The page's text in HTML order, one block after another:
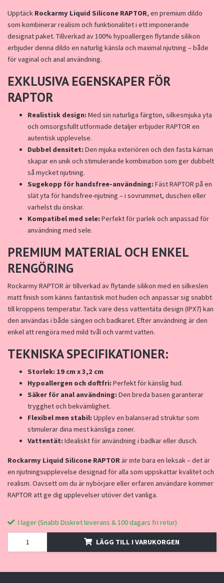
Upptäck Rockarmy Liquid Silicone RAPTOR, en premium dildo
som kombinerar realism och funktionalitet i ett imponerande
designat paket. Tillverkad av 100% hypoallergen flytande silikon
erbjuder denna dildo en naturlig känsla och maximal njutning – både
för vaginal och anal användning.
EXKLUSIVA EGENSKAPER FÖR
RAPTOR
Realistisk design:Med sin naturliga färgton, silkesmjuka yta
och omsorgsfullt utformade detaljer erbjuder RAPTOR en
autentisk upplevelse.
Dubbel densitet:Den mjuka exteriören och den fasta kärnan
skapar en unik och stimulerande kombination som ger dubbelt
så mycket njutning.
Sugekopp för handsfree-användning:Fäst RAPTOR på en
slät yta för handsfree-njutning – i sovrummet, duschen eller
varhelst du önskar.
Kompatibel med sele:Perfekt för parlek och anpassad för
användning med sele.
PREMIUM MATERIAL OCH ENKEL
RENGÖRING
Rockarmy RAPTOR är tillverkad av flytande silikon med en silkeslen
matt finish som känns fantastisk mot huden och anpassar sig snabbt
till kroppens temperatur. Tack vare dess vattentäta design (IPX7) kan
den användas i både sängen och badkaret. Efter användning är den
enkel att rengöra med mild tvål och varmt vatten.
TEKNISKA SPECIFIKATIONER:
Storlek: 19 cm x 3,2 cm
Hypoallergen och doftfri:Perfekt för känslig hud.
Säker för anal användning:Den breda basen garanterar
trygghet och bekvämlighet.
Flexibel men stabil:Upplev en balanserad struktur som
stimulerar dina mest känsliga zoner.
Vattentät:Idealiskt för användning i badkar eller dusch.
Rockarmy Liquid Silicone RAPTORär inte bara en leksak – det är
en njutningsupplevelse designad för alla som uppskattar kvalitet och
realism. Oavsett om du är nybörjare eller erfaren användare kommer
RAPTOR att ge dig upplevelser utöver det vanliga.
I lager (Snabb Diskret leverans & 100 dagars fri retur)
LÄGG TILL I VARUKORGEN